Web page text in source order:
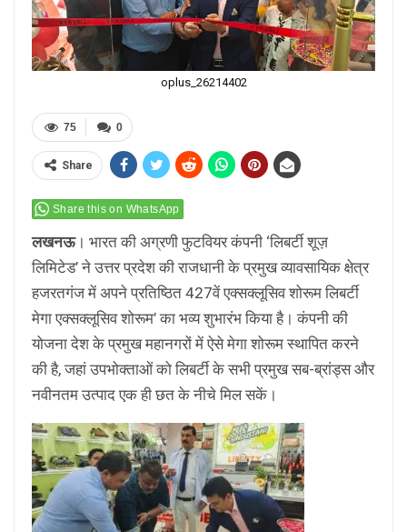
oplus_26214402
0
75
Share
Share this on WhatsApp
लखनऊ। भारत की अग्रणी फुटवियर कंपनी ‘लिबर्टी शूज़
लिमिटेड’ ने उत्तर प्रदेश की राजधानी के प्रमुख व्यावसायिक क्षेत्र
हजरतगंज में अपने प्रतिष्ठित 427वें एक्सक्लूसिव शोरूम लिबर्टी
मेगा एक्सक्लूसिव शोरूम’ का भव्य शुभारंभ किया है। कंपनी की
योजना देश के प्रमुख महानगरों में ऐसे मेगा शोरूम स्थापित करने
की है, जहां उपभोक्ताओं को लिबर्टी के सभी प्रमुख सब-ब्रांड्स और
नवीनतम उत्पाद एक ही छत के नीचे मिल सकें।